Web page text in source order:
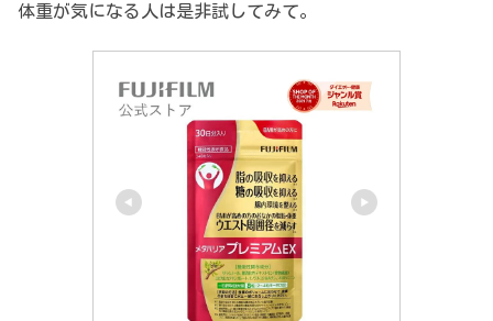
体重が気になる人は是非試してみて。